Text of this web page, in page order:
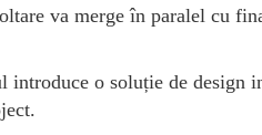
va merge în paralel cu
o soluție de design